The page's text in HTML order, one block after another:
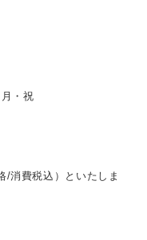
・祝
/消費税込）といたしま